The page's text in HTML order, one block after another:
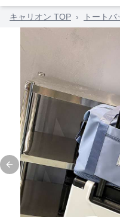
キャリオン TOP › トート
Previous slide